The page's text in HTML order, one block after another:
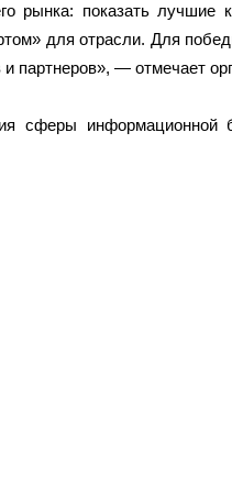
рынка: показать лучшие
для отрасли. Для
партнеров», — отмечает
сферы информационной